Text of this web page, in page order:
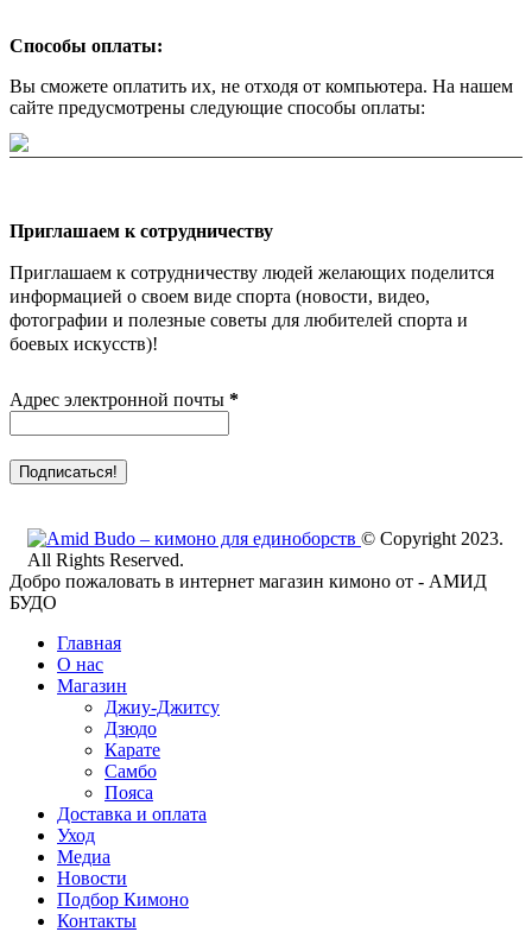
Способы оплаты:
Вы сможете оплатить их, не отходя от компьютера. На нашем
сайте предусмотрены следующие способы оплаты:
Приглашаем к сотрудничеству
Приглашаем к сотрудничеству людей желающих поделится
информацией о своем виде спорта (новости, видео,
фотографии и полезные советы для любителей спорта и
боевых искусств)!
Адрес электронной почты *
© Copyright 2023.
All Rights Reserved.
Добро пожаловать в интернет магазин кимоно от - АМИД
БУДО
Главная
О нас
Магазин
Джиу-Джитсу
Дзюдо
Карате
Самбо
Пояса
Доставка и оплата
Уход
Медиа
Новости
Подбор Кимоно
Контакты